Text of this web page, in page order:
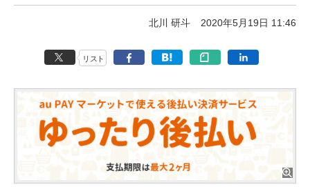
北川 研斗 2020年5月19日 11:46
リスト